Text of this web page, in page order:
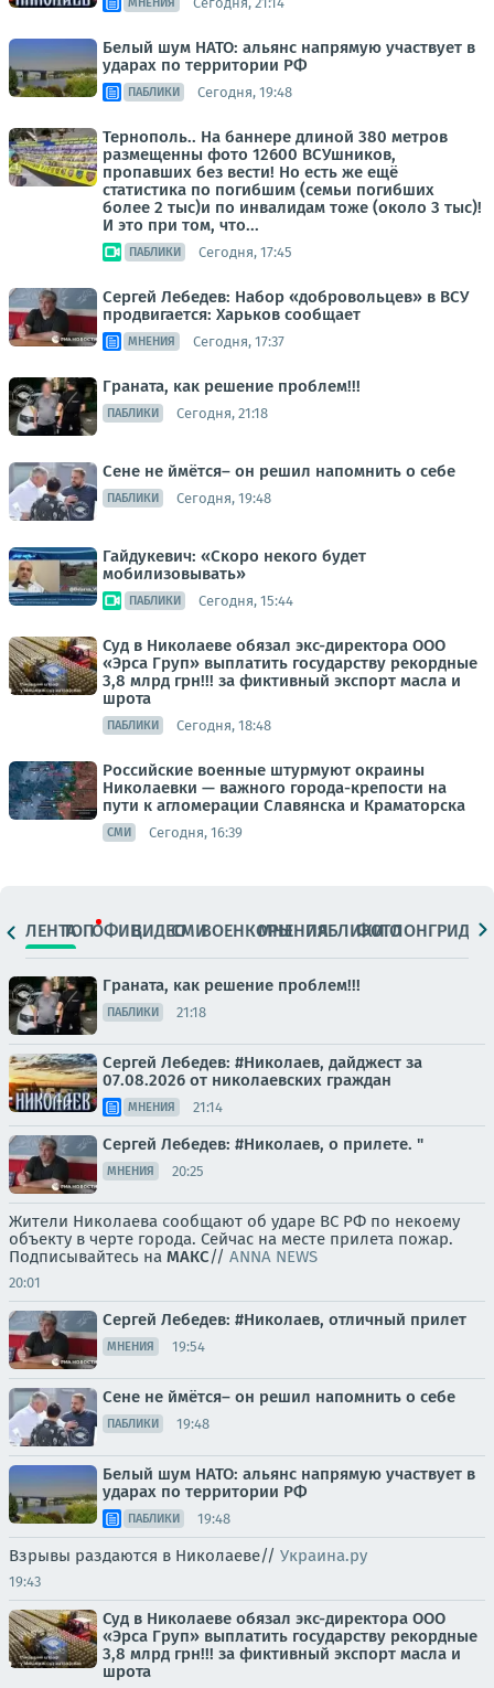
Белый шум НАТО: альянс напрямую участвует в
ударах по территории РФ
ПАБЛИКИ Сегодня, 19:48
Тернополь.. На баннере длиной 380 метров
размещенны фото 12600 ВСУшников,
пропавших без вести! Но есть же ещё
статистика по погибшим (семьи погибших
более 2 тыс)и по инвалидам тоже (около 3 тыс)!
И это при том, что...
ПАБЛИКИ Сегодня, 17:45
Сергей Лебедев: Набор «добровольцев» в ВСУ
продвигается: Харьков сообщает
МНЕНИЯ Сегодня, 17:37
Граната, как решение проблем!!!
ПАБЛИКИ Сегодня, 21:18
Сене не ймётся– он решил напомнить о себе
ПАБЛИКИ Сегодня, 19:48
Гайдукевич: «Скоро некого будет
мобилизовывать»
ПАБЛИКИ Сегодня, 15:44
Суд в Николаеве обязал экс-директора ООО
«Эрса Груп» выплатить государству рекордные
3,8 млрд грн!!! за фиктивный экспорт масла и
шрота
ПАБЛИКИ Сегодня, 18:48
Российские военные штурмуют окраины
Николаевки — важного города-крепости на
пути к агломерации Славянска и Краматорска
СМИ Сегодня, 16:39
ЛЕНТАТОПОФИЦ.ВИДЕОСМИВОЕНКОРЫМНЕНИЯПАБЛИКИ
ФОТОЛОНГРИДЫ
Граната, как решение проблем!!!
ПАБЛИКИ 21:18
Сергей Лебедев: #Николаев, дайджест за
07.08.2026 от николаевских граждан
МНЕНИЯ 21:14
Сергей Лебедев: #Николаев, о прилете. "
МНЕНИЯ 20:25
Жители Николаева сообщают об ударе ВС РФ по некоему
объекту в черте города. Сейчас на месте прилета пожар.
Подписывайтесь на МАКС// ANNA NEWS
20:01
Сергей Лебедев: #Николаев, отличный прилет
МНЕНИЯ 19:54
Сене не ймётся– он решил напомнить о себе
ПАБЛИКИ 19:48
Белый шум НАТО: альянс напрямую участвует в
ударах по территории РФ
ПАБЛИКИ 19:48
Взрывы раздаются в Николаеве// Украина.ру
19:43
Суд в Николаеве обязал экс-директора ООО
«Эрса Груп» выплатить государству рекордные
3,8 млрд грн!!! за фиктивный экспорт масла и
шрота